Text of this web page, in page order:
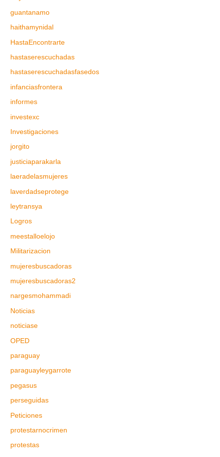
guantanamo
haithamynidal
HastaEncontrarte
hastaserescuchadas
hastaserescuchadasfasedos
infanciasfrontera
informes
investexc
Investigaciones
jorgito
justiciaparakarla
laeradelasmujeres
laverdadseprotege
leytransya
Logros
meestalloelojo
Militarizacion
mujeresbuscadoras
mujeresbuscadoras2
nargesmohammadi
Noticias
noticiase
OPED
paraguay
paraguayleygarrote
pegasus
perseguidas
Peticiones
protestarnocrimen
protestas